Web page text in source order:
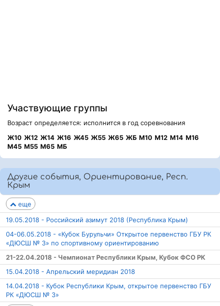
Участвующие группы
Возраст определяется: исполнится в год соревнования
Ж10 Ж12 Ж14 Ж16 Ж45 Ж55 Ж65 ЖБ М10 М12 М14 М16
М45 М55 М65 МБ
Другие события, Ориентирование, Респ.
Крым
еще
19.05.2018 - Российский азимут 2018 (Республика Крым)
04-06.05.2018 - «Кубок Бурульчи» Открытое первенство ГБУ РК
«ДЮСШ № 3» по спортивному ориентированию
21-22.04.2018 - Чемпионат Республики Крым, Кубок ФСО РК
15.04.2018 - Апрельский меридиан 2018
14.04.2018 - Кубок Республики Крым, открытое первенство ГБУ
РК «ДЮСШ № 3»